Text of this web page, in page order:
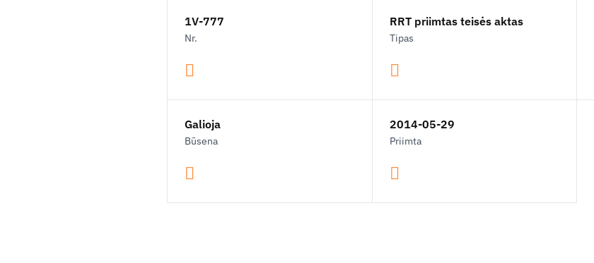
1V-777
Nr.
RRT priimtas teisės aktas
Tipas
Galioja
Būsena
2014-05-29
Priimta